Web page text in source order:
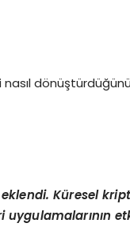
Küresel
uygulamalarının